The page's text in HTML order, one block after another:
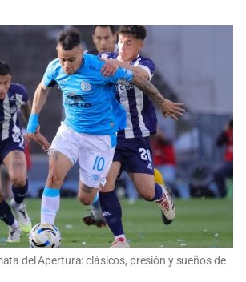
del Apertura: clásicos, presión y sueños de